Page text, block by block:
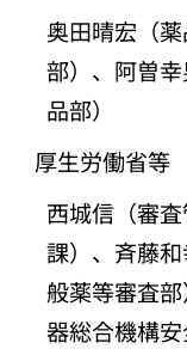
奥田晴宏（
部）、阿曽
品部）
厚生労働省等
西城信（審
課）、斉藤
般薬等審査
器総合機構